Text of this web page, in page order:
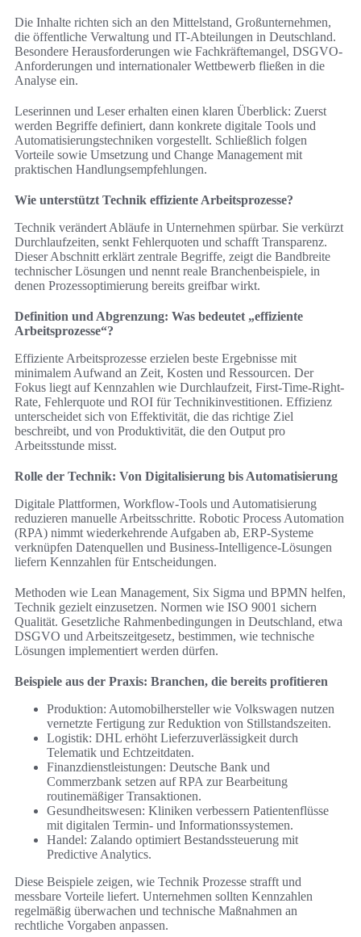
Die Inhalte richten sich an den Mittelstand, Großunternehmen,
die öffentliche Verwaltung und IT-Abteilungen in Deutschland.
Besondere Herausforderungen wie Fachkräftemangel, DSGVO-
Anforderungen und internationaler Wettbewerb fließen in die
Analyse ein.
Leserinnen und Leser erhalten einen klaren Überblick: Zuerst
werden Begriffe definiert, dann konkrete digitale Tools und
Automatisierungstechniken vorgestellt. Schließlich folgen
Vorteile sowie Umsetzung und Change Management mit
praktischen Handlungsempfehlungen.
Wie unterstützt Technik effiziente Arbeitsprozesse?
Technik verändert Abläufe in Unternehmen spürbar. Sie verkürzt
Durchlaufzeiten, senkt Fehlerquoten und schafft Transparenz.
Dieser Abschnitt erklärt zentrale Begriffe, zeigt die Bandbreite
technischer Lösungen und nennt reale Branchenbeispiele, in
denen Prozessoptimierung bereits greifbar wirkt.
Definition und Abgrenzung: Was bedeutet „effiziente
Arbeitsprozesse“?
Effiziente Arbeitsprozesse erzielen beste Ergebnisse mit
minimalem Aufwand an Zeit, Kosten und Ressourcen. Der
Fokus liegt auf Kennzahlen wie Durchlaufzeit, First-Time-Right-
Rate, Fehlerquote und ROI für Technikinvestitionen. Effizienz
unterscheidet sich von Effektivität, die das richtige Ziel
beschreibt, und von Produktivität, die den Output pro
Arbeitsstunde misst.
Rolle der Technik: Von Digitalisierung bis Automatisierung
Digitale Plattformen, Workflow-Tools und Automatisierung
reduzieren manuelle Arbeitsschritte. Robotic Process Automation
(RPA) nimmt wiederkehrende Aufgaben ab, ERP-Systeme
verknüpfen Datenquellen und Business-Intelligence-Lösungen
liefern Kennzahlen für Entscheidungen.
Methoden wie Lean Management, Six Sigma und BPMN helfen,
Technik gezielt einzusetzen. Normen wie ISO 9001 sichern
Qualität. Gesetzliche Rahmenbedingungen in Deutschland, etwa
DSGVO und Arbeitszeitgesetz, bestimmen, wie technische
Lösungen implementiert werden dürfen.
Beispiele aus der Praxis: Branchen, die bereits profitieren
Produktion: Automobilhersteller wie Volkswagen nutzen
vernetzte Fertigung zur Reduktion von Stillstandszeiten.
Logistik: DHL erhöht Lieferzuverlässigkeit durch
Telematik und Echtzeitdaten.
Finanzdienstleistungen: Deutsche Bank und
Commerzbank setzen auf RPA zur Bearbeitung
routinemäßiger Transaktionen.
Gesundheitswesen: Kliniken verbessern Patientenflüsse
mit digitalen Termin- und Informationssystemen.
Handel: Zalando optimiert Bestandssteuerung mit
Predictive Analytics.
Diese Beispiele zeigen, wie Technik Prozesse strafft und
messbare Vorteile liefert. Unternehmen sollten Kennzahlen
regelmäßig überwachen und technische Maßnahmen an
rechtliche Vorgaben anpassen.